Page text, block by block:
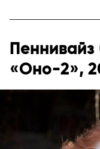
«Оно-2»,